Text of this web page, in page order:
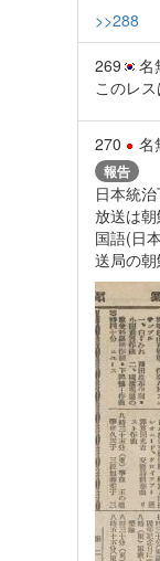
>>288
269 名
このレ
270 名
報告
日本統
放送は
国語(日
送局の朝